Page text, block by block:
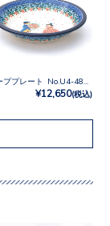
¥12,650(税込)